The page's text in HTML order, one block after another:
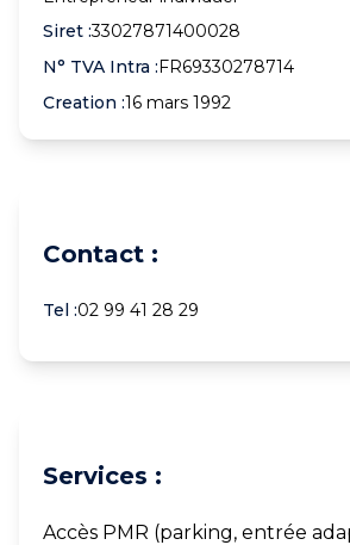
Siret :33027871400028
N° TVA Intra :FR69330278714
Creation :16 mars 1992
Contact :
Tel :02 99 41 28 29
Services :
Accès PMR (parking, entrée